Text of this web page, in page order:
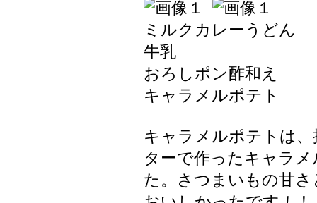
ミルクカレーうどん
牛乳
おろしポン酢和え
キャラメルポテト
キャラメルポテトは
ターで作ったキャラ
た。さつまいもの甘